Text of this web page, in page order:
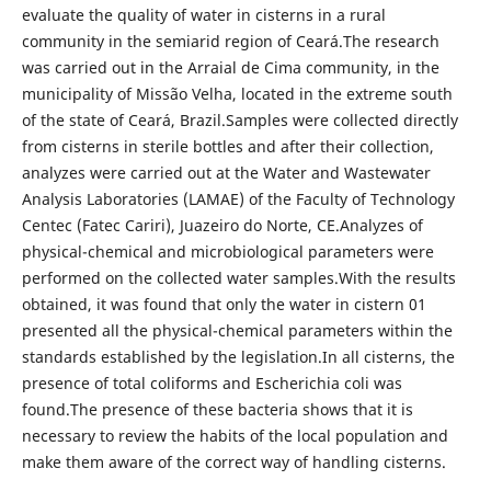
evaluate the quality of water in cisterns in a rural
community in the semiarid region of Ceará.The research
was carried out in the Arraial de Cima community, in the
municipality of Missão Velha, located in the extreme south
of the state of Ceará, Brazil.Samples were collected directly
from cisterns in sterile bottles and after their collection,
analyzes were carried out at the Water and Wastewater
Analysis Laboratories (LAMAE) of the Faculty of Technology
Centec (Fatec Cariri), Juazeiro do Norte, CE.Analyzes of
physical-chemical and microbiological parameters were
performed on the collected water samples.With the results
obtained, it was found that only the water in cistern 01
presented all the physical-chemical parameters within the
standards established by the legislation.In all cisterns, the
presence of total coliforms and Escherichia coli was
found.The presence of these bacteria shows that it is
necessary to review the habits of the local population and
make them aware of the correct way of handling cisterns.